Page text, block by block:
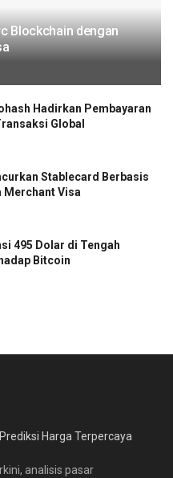
Blockchain dengan
Hadirkan Pembayaran
Global
Stablecard Berbasis
Merchant Visa
495 Dolar di Tengah
Bitcoin
analisis pasar